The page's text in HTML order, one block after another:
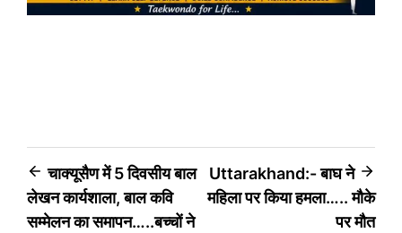
Post
navigation
चाक्यूसैण में 5 दिवसीय बाल
लेखन कार्यशाला, बाल कवि
सम्मेलन का समापन…..बच्चों ने
Uttarakhand:- बाघ ने
महिला पर किया हमला….. मौके
पर मौत